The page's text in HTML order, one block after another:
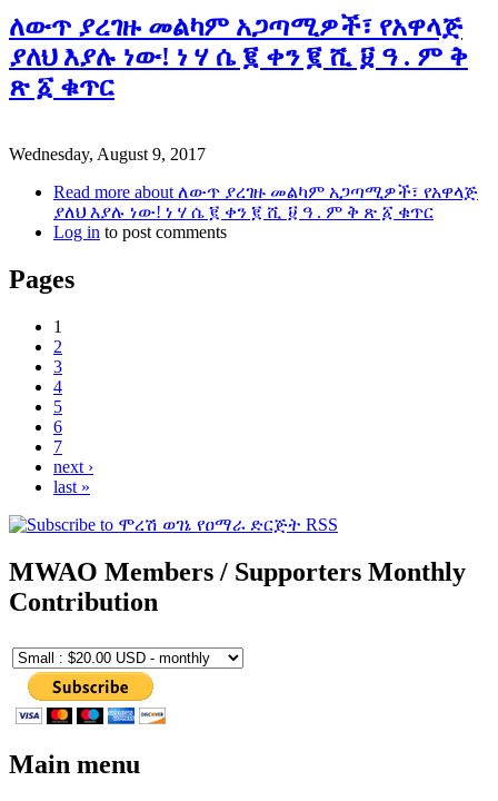
ለውጥ ያረገዙ መልካም አጋጣሚዎች፣ የአዋላጅ
ያለህ እያሉ ነው! ነ ሃ ሴ ፪ ቀን ፪ ሺ ፱ ዓ . ም ቅ
ጽ ፩ ቁጥር
Wednesday, August 9, 2017
Read more about ለውጥ ያረገዙ መልካም አጋጣሚዎች፣ የአዋላጅ
ያለህ እያሉ ነው! ነ ሃ ሴ ፪ ቀን ፪ ሺ ፱ ዓ . ም ቅ ጽ ፩ ቁጥር
Log in to post comments
Pages
1
2
3
4
5
6
7
next ›
last »
MWAO Members / Supporters Monthly
Contribution
Main menu